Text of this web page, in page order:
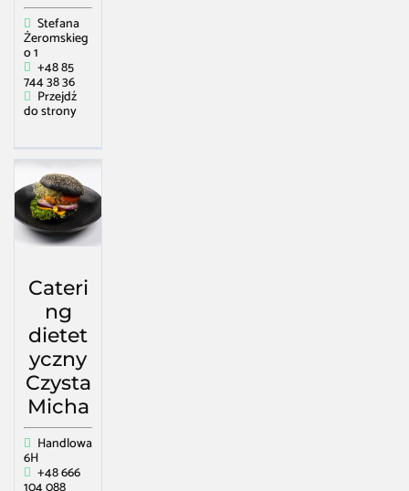
Stefana
Żeromskieg
o 1
+48 85
744 38 36
Przejdź
do strony
Cateri
ng
dietet
yczny
Czysta
Micha
Handlowa
6H
+48 666